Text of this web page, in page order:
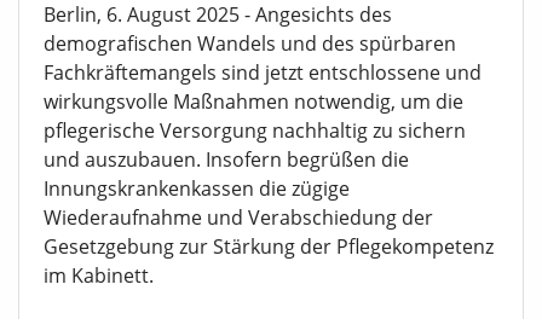
Berlin, 6. August 2025 - Angesichts des
demografischen Wandels und des spürbaren
Fachkräftemangels sind jetzt entschlossene und
wirkungsvolle Maßnahmen notwendig, um die
pflegerische Versorgung nachhaltig zu sichern
und auszubauen. Insofern begrüßen die
Innungskrankenkassen die zügige
Wiederaufnahme und Verabschiedung der
Gesetzgebung zur Stärkung der Pflegekompetenz
im Kabinett.